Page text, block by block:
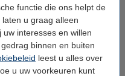
functie die ons helpt de
u graag alleen
interesses en willen
binnen en buiten
leest u alles over
u uw voorkeuren kunt